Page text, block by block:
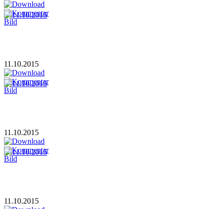
11.10.2015
11.10.2015
11.10.2015